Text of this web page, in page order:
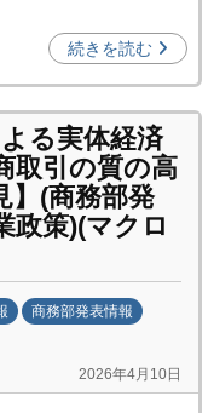
続きを読む
る実体経済
取引の質の高
】(商務部発
政策)(マクロ
商務部発表情報
2026年4月10日